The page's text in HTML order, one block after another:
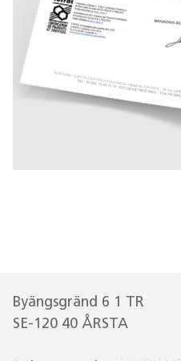
Byängsgränd 6 1 TR
SE-120 40 ÅRSTA